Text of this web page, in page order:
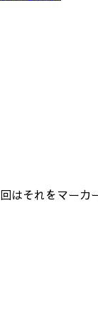
はそれをマーカ